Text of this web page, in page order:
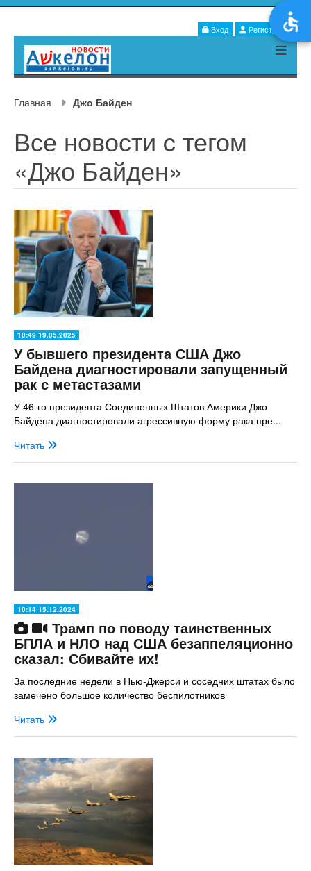
Вход Регистрация
Главная Джо Байден
Все новости c тегом
«Джо Байден»
10:49 19.05.2025
У бывшего президента США Джо
Байдена диагностировали запущенный
рак с метастазами
У 46-го президента Соединенных Штатов Америки Джо
Байдена диагностировали агрессивную форму рака пре...
Читать
10:14 15.12.2024
Трамп по поводу таинственных
БПЛА и НЛО над США безаппеляционно
сказал: Сбивайте их!
За последние недели в Нью-Джерси и соседних штатах было
замечено большое количество беспилотников
Читать